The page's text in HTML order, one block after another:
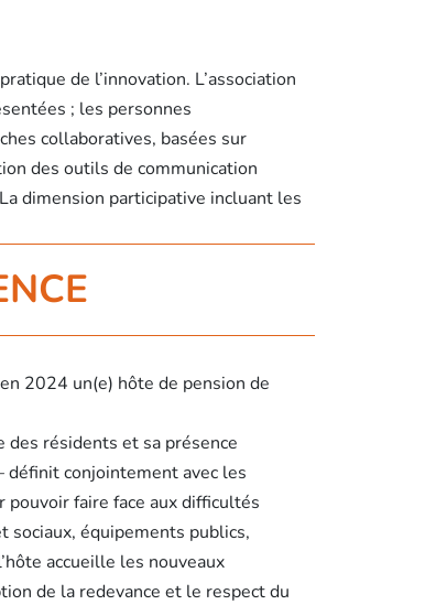
de l’innovation. L’association
; les personnes
collaboratives, basées sur
des outils de communication
dimension participative incluant les
2024 un(e) hôte de pension de
des résidents et sa présence
définit conjointement avec les
pouvoir faire face aux difficultés
sociaux, équipements publics,
accueille les nouveaux
de la redevance et le respect du